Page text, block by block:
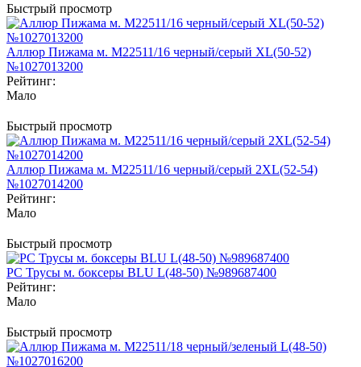
Быстрый просмотр
Аллюр Пижама м. M22511/16 черный/серый XL(50-52)
№1027013200
Рейтинг:
Мало
Быстрый просмотр
Аллюр Пижама м. M22511/16 черный/серый 2XL(52-54)
№1027014200
Рейтинг:
Мало
Быстрый просмотр
PC Трусы м. боксеры BLU L(48-50) №989687400
Рейтинг:
Мало
Быстрый просмотр